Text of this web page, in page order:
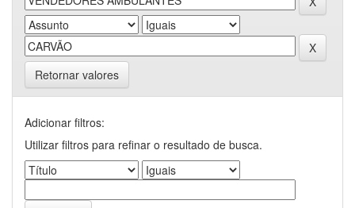
Retornar valores
Adicionar filtros:
Utilizar filtros para refinar o resultado de busca.